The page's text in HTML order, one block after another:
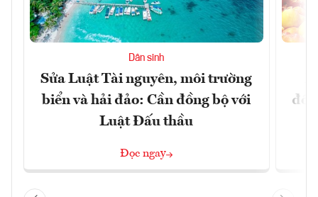
Dân sinh
Sửa Luật Tài nguyên, môi trường
biển và hải đảo: Cần đồng bộ với
Luật Đấu thầu
Đọc ngay